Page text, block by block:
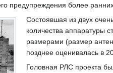
предупреждения более
Состоявшая из двух
количества аппаратуры
размерами (размер
позднее оценивалась в
Головная РЛС проекта